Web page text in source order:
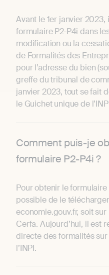
Avant le 1er janvier 2023,
formulaire P2-P4i dans
modification ou la
de Formalités des
pour l’adresse du bien
greffe du tribunal de
janvier 2023, tout se fait
le Guichet unique de
Comment puis-je
formulaire P2-P4i ?
Pour obtenir le formulaire
possible de le
economie.gouv.fr, soit
Cerfa. Aujourd’hui, il est
directe des formalités
l’INPI.